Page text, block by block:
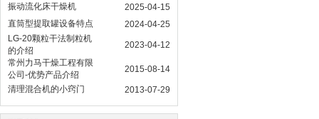
振动流化床干燥机
2025-04-15
直筒型提取罐设备特点
2024-04-25
LG-20颗粒干法制粒机
的介绍
2023-04-12
常州力马干燥工程有限
公司-优势产品介绍
2015-08-14
清理混合机的小窍门
2013-07-29